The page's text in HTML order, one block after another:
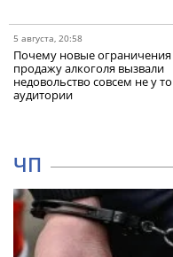
5 августа, 20:58
Почему новые ограничения
продажу алкоголя вызвали
недовольство совсем не у
аудитории
ЧП